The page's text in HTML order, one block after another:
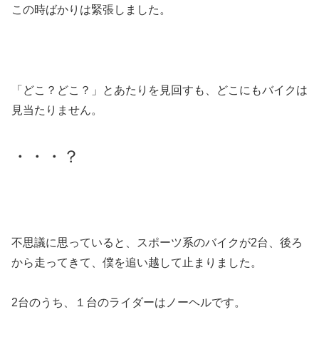
この時ばかりは緊張しました。
「どこ？どこ？」とあたりを見回すも、どこにもバイクは
見当たりません。
・・・？
不思議に思っていると、スポーツ系のバイクが2台、後ろ
から走ってきて、僕を追い越して止まりました。
2台のうち、１台のライダーはノーヘルです。